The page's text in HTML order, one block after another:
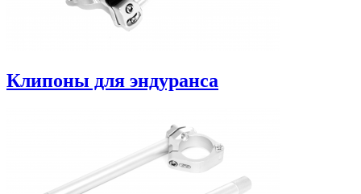
Клипоны для эндуранса